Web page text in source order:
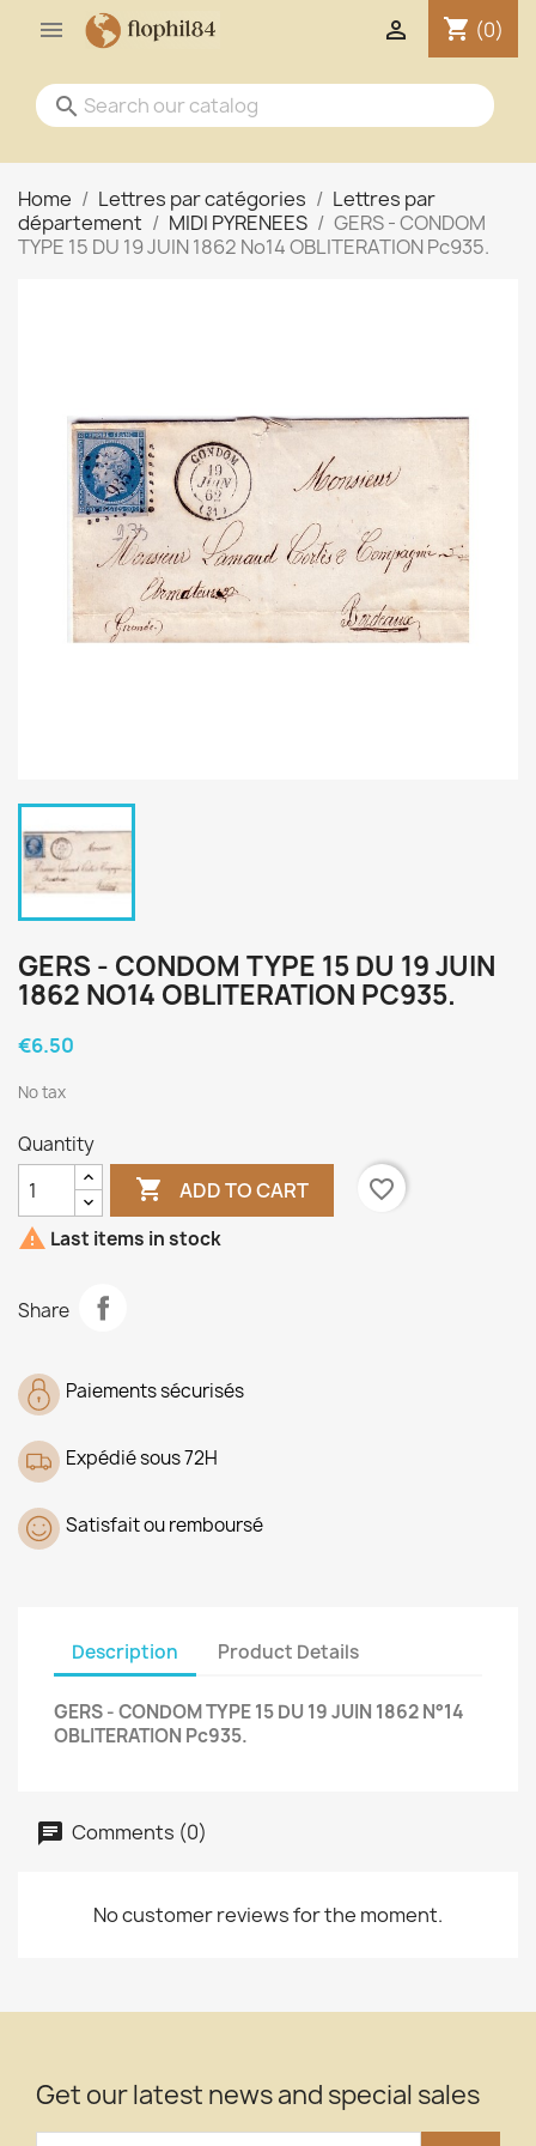
 shopping_cart (0)

search
Home Lettres par catégories
Lettres par
département
MIDI PYRENEES
GERS - CONDOM
TYPE 15 DU 19 JUIN 1862 No14 OBLITERATION Pc935.
GERS - CONDOM TYPE 15 DU 19 JUIN
1862 NO14 OBLITERATION PC935.
€6.50
No tax
Quantity
 ADD TO CART
favorite_border
 Last items in stock
Share
Paiements sécurisés
Expédié sous 72H
Satisfait ou remboursé
Description Product Details
GERS - CONDOM TYPE 15 DU 19 JUIN 1862 N°14
OBLITERATION Pc935.
Comments (0)
No customer reviews for the moment.
Get our latest news and special sales